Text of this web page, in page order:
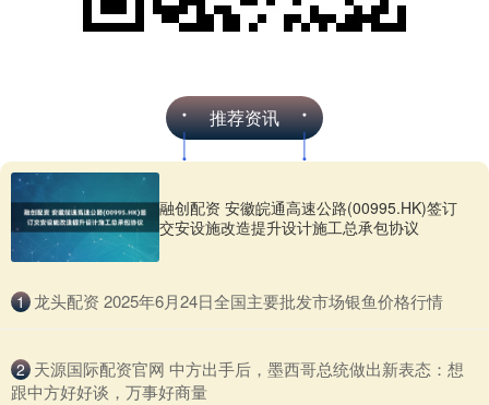
推荐资讯
融创配资 安徽皖通高速公路(00995.HK)签订
交安设施改造提升设计施工总承包协议
1 ​龙头配资 2025年6月24日全国主要批发市场银鱼价格行情
2 ​天源国际配资官网 中方出手后，墨西哥总统做出新表态：想
跟中方好好谈，万事好商量